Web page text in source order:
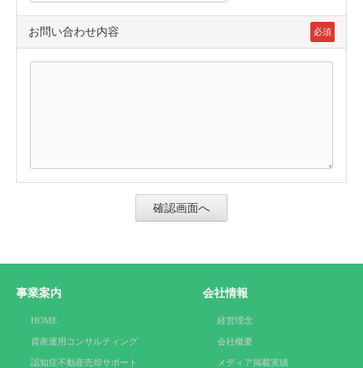
お問い合わせ内容 必須
事業案内
HOME
資産運用コンサルティング
認知症不動産売却サポート
会社情報
経営理念
会社概要
メディア掲載実績